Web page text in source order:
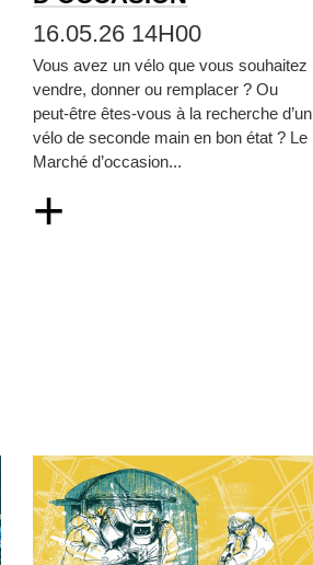
16.05.26 14H00
Vous avez un vélo que vous souhaitez
vendre, donner ou remplacer ? Ou
peut‑être êtes‑vous à la recherche d’un
vélo de seconde main en bon état ? Le
Marché d’occasion...
+